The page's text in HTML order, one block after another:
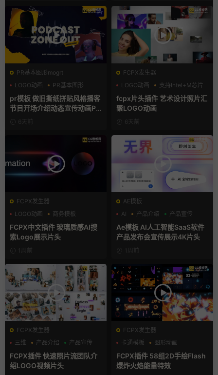
PR基本图形mogrt
LOGO动画
PR基本图形
复古风
pr模板 做旧撕纸拼贴风格播客
节目开场介绍动态宣传动画PR
模版6天前
FCPX发生器
LOGO动画
支持Intel+M芯片
汇聚
fcpx片头插件 艺术设计照片汇
聚LOGO动画
6天前
FCPX发生器
LOGO动画
商务模板
支持Intel+M芯片
FCPX中文插件 玻璃质感AI搜
索Logo展示片头
1周前
AE模板
AI
产品介绍 产品宣传
Ae模板 AI人工智能SaaS软件
产品发布会宣传展示4K片头
1周前
FCPX发生器
三维
产品介绍 产品宣传
FCPX插件 快速照片流团队介
绍LOGO视频片头
FCPX发生器
卡通模板
图形动画
手绘风
FCPX插件 58组2D手绘Flash
爆炸火焰能量特效